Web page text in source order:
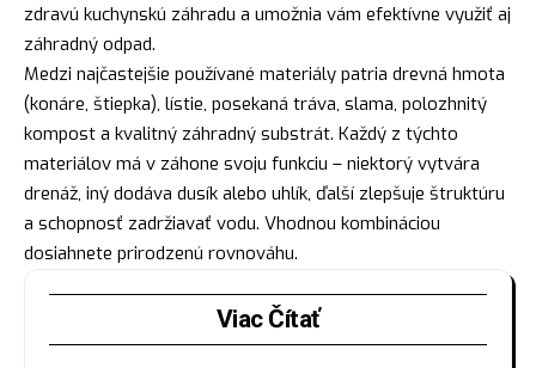
zdravú kuchynskú záhradu a umožnia vám efektívne využiť aj
záhradný odpad.
Medzi najčastejšie používané materiály patria drevná hmota
(konáre, štiepka), lístie, posekaná tráva, slama, polozhnitý
kompost a kvalitný záhradný substrát. Každý z týchto
materiálov má v záhone svoju funkciu – niektorý vytvára
drenáž, iný dodáva dusík alebo uhlík, ďalší zlepšuje štruktúru
a schopnosť zadržiavať vodu. Vhodnou kombináciou
dosiahnete prirodzenú rovnováhu.
Viac Čítať